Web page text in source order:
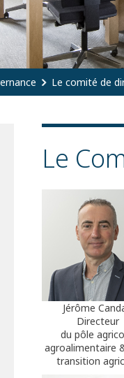
Le comité de
Le
Jérôme
Directeur
du pôle
agroalimentaire
transition